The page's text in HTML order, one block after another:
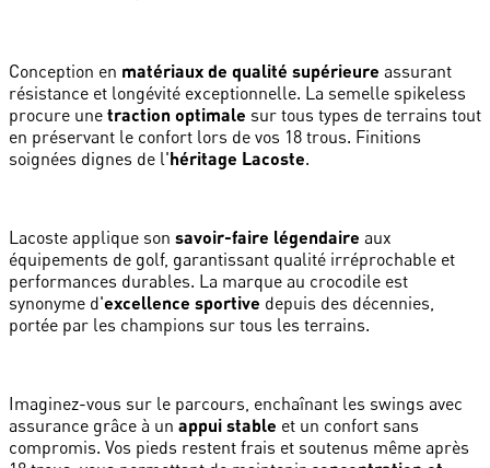
Conception en matériaux de qualité supérieure assurant
résistance et longévité exceptionnelle. La semelle spikeless
procure une traction optimale sur tous types de terrains tout
en préservant le confort lors de vos 18 trous. Finitions
soignées dignes de l'héritage Lacoste.
Lacoste applique son savoir-faire légendaire aux
équipements de golf, garantissant qualité irréprochable et
performances durables. La marque au crocodile est
synonyme d'excellence sportive depuis des décennies,
portée par les champions sur tous les terrains.
Imaginez-vous sur le parcours, enchaînant les swings avec
assurance grâce à un appui stable et un confort sans
compromis. Vos pieds restent frais et soutenus même après